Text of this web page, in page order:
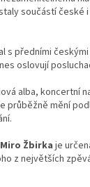
součástí české
s předními
oslovují
alba, koncertní
průběžně mění
Miro Žbirka je
z největších